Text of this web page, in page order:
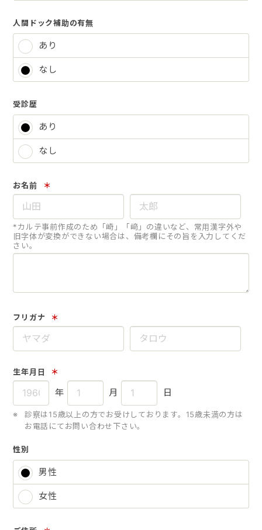
人間ドック補助の有無
あり
なし
受診歴
あり
なし
お名前 ＊
*カルテ事前作成のため「崎」「﨑」の違いなど、常用漢字外や
旧字体が変換ができない場合は、備考欄にその旨を入力してくだ
さい。
フリガナ ＊
生年月日 ＊
年 月 日
診察は15歳以上の方でお受けしております。15歳未満の方は
お電話にてお問い合わせ下さい。
性別
男性
女性